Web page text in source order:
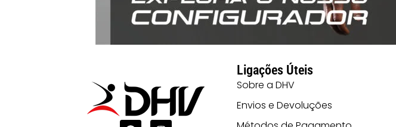
Ligações Úteis
Sobre a DHV
Envios e Devoluções